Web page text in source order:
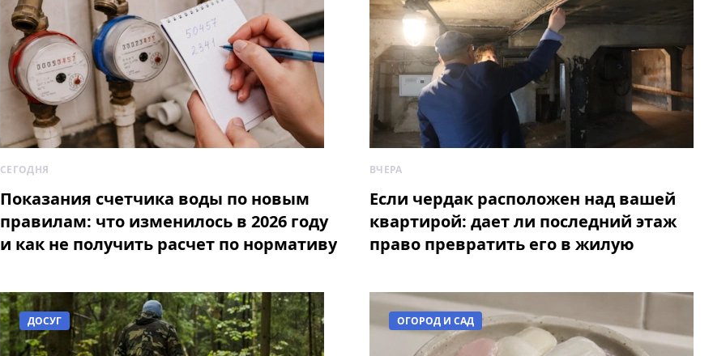
СЕГОДНЯ
Показания счетчика воды по новым
правилам: что изменилось в 2026 году
и как не получить расчет по нормативу
ВЧЕРА
Если чердак расположен над вашей
квартирой: дает ли последний этаж
право превратить его в жилую
ДОСУГ ОГОРОД И САД